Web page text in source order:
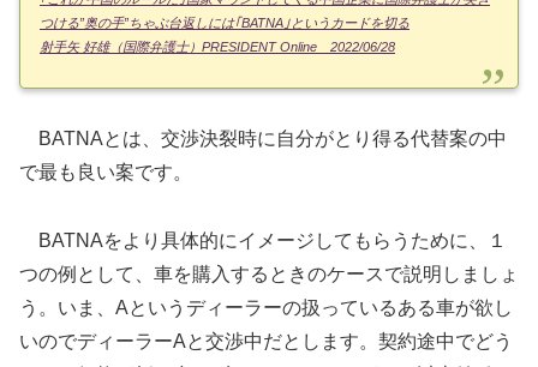
つける”奥の手”ちゃぶ台返しには｢BATNA｣というカードを切る
射手矢 好雄（国際弁護士）PRESIDENT Online 2022/06/28
BATNAとは、交渉決裂時に自分がとり得る代替案の中
で最も良い案です。
BATNAをより具体的にイメージしてもらうために、１
つの例として、車を購入するときのケースで説明しましょ
う。いま、Aというディーラーの扱っているある車が欲し
いのでディーラーAと交渉中だとします。契約途中でどう